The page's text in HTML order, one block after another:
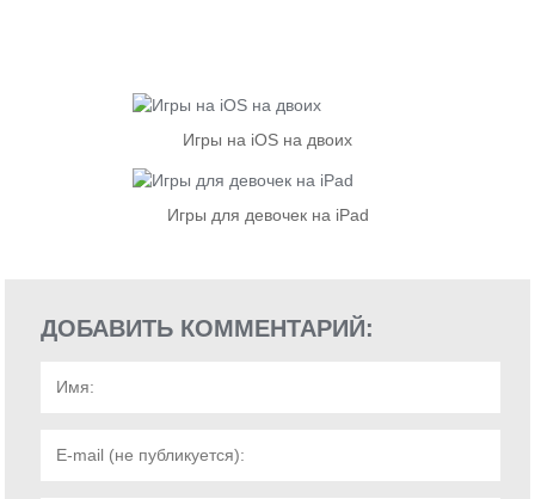
Игры на iOS на двоих
Игры для девочек на iPad
ДОБАВИТЬ КОММЕНТАРИЙ: